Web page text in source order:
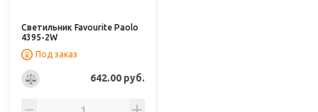
Светильник Favourite Paolo
4395-2W
Под заказ
642.00 руб.